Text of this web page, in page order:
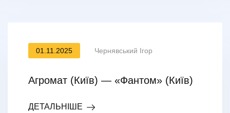
01.11.2025 Чернявський Ігор
Агромат (Київ) — «Фантом» (Київ)
ДЕТАЛЬНІШЕ